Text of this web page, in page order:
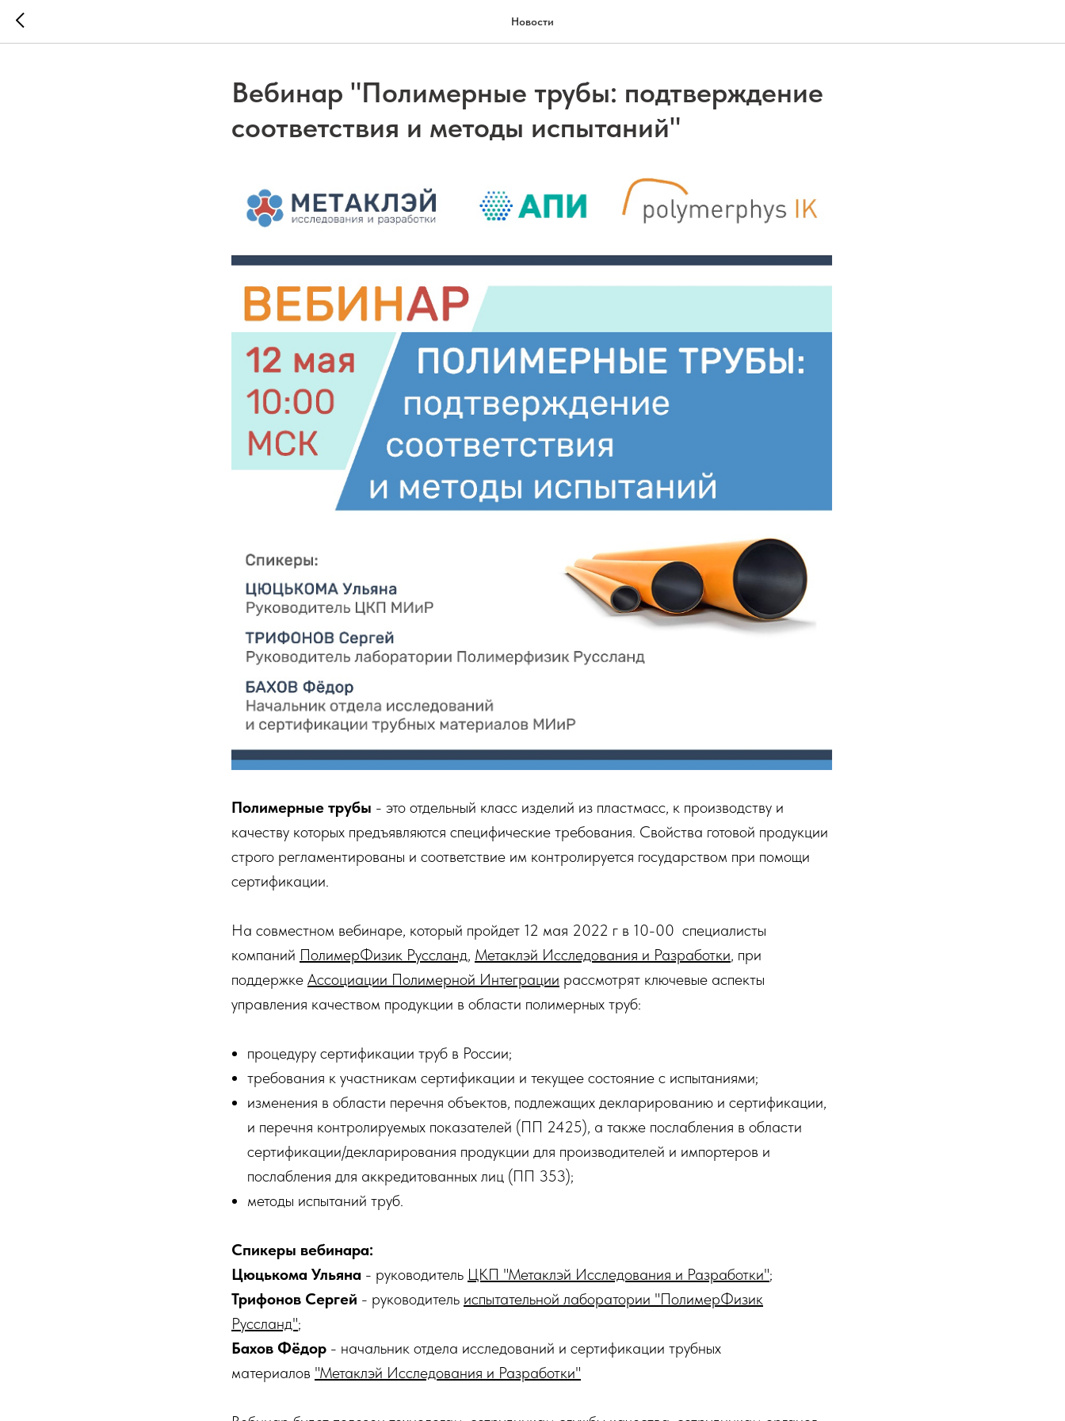
Новости
Вебинар "Полимерные трубы: подтверждение
соответствия и методы испытаний"
Полимерные трубы - это отдельный класс изделий из пластмасс, к производству и
качеству которых предъявляются специфические требования. Свойства готовой продукции
строго регламентированы и соответствие им контролируется государством при помощи
сертификации.
На совместном вебинаре, который пройдет 12 мая 2022 г в 10-00 специалисты
компаний ПолимерФизик Руссланд, Метаклэй Исследования и Разработки, при
поддержке Ассоциации Полимерной Интеграции рассмотрят ключевые аспекты
управления качеством продукции в области полимерных труб:
процедуру сертификации труб в России;
требования к участникам сертификации и текущее состояние с испытаниями;
изменения в области перечня объектов, подлежащих декларированию и сертификации,
и перечня контролируемых показателей (ПП 2425), а также послабления в области
сертификации/декларирования продукции для производителей и импортеров и
послабления для аккредитованных лиц (ПП 353);
методы испытаний труб.
Спикеры вебинара:
Цюцькома Ульяна - руководитель ЦКП "Метаклэй Исследования и Разработки";
Трифонов Сергей - руководитель испытательной лаборатории "ПолимерФизик
Руссланд";
Бахов Фёдор - начальник отдела исследований и сертификации трубных
материалов "Метаклэй Исследования и Разработки"